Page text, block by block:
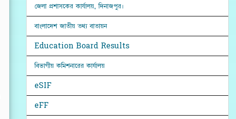
জেলা প্রশাসকের কার্যালয়, দিনাজপুর।
বাংলাদেশ জাতীয় তথ্য বাতায়ন
Education Board Results
বিভাগীয় কমিশনারের কার্যালয়
eSIF
eFF